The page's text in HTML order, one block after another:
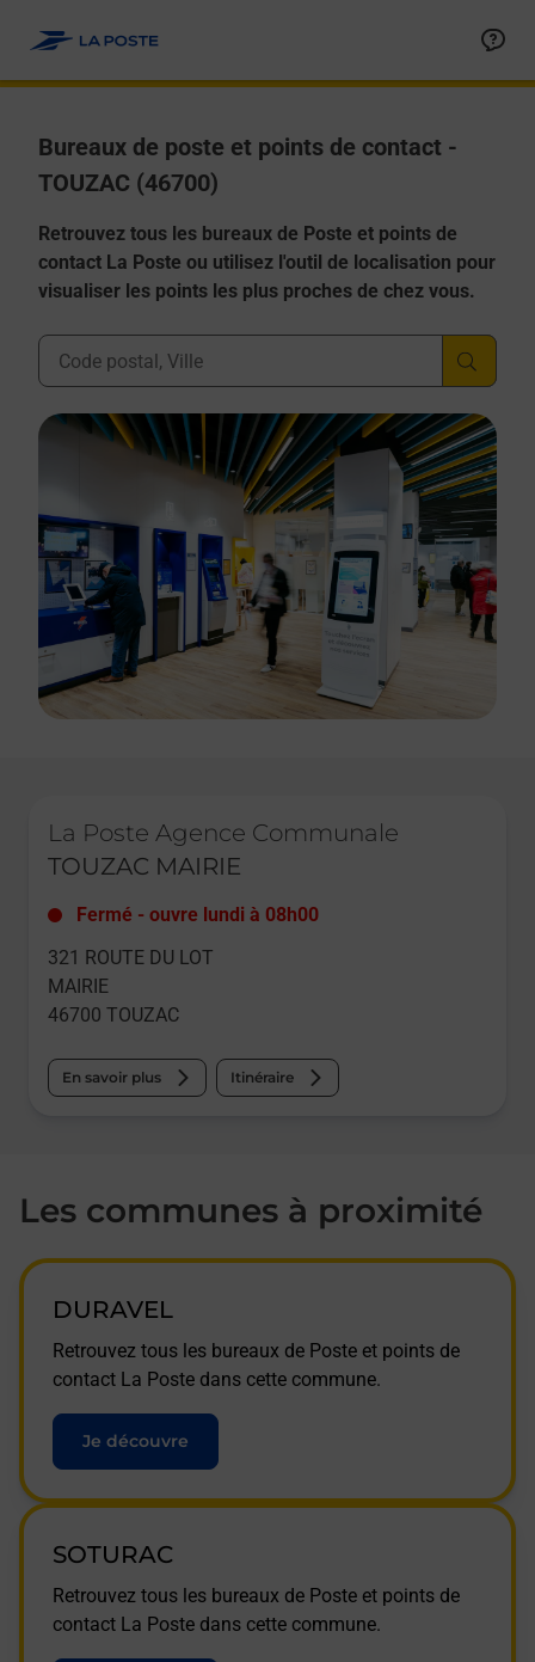
Bureaux de poste et points de contact -
TOUZAC (46700)
Retrouvez tous les bureaux de Poste et points de
contact La Poste ou utilisez l'outil de localisation pour
visualiser les points les plus proches de chez vous.
Ville, Département, Code Postal
La Poste Agence Communale
TOUZAC MAIRIE
Fermé - ouvre lundi à 08h00
321 ROUTE DU LOT
MAIRIE
46700 TOUZAC
En savoir plus Itinéraire
Les communes à proximité
DURAVEL
Retrouvez tous les bureaux de Poste et points de
contact La Poste dans cette commune.
Je découvre
SOTURAC
Retrouvez tous les bureaux de Poste et points de
contact La Poste dans cette commune.